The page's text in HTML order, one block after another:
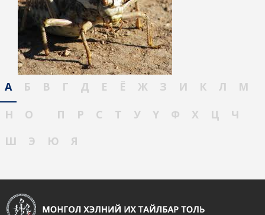
А Б В Г Д Е Ё Ж З И К Л
М
Н
О П Р С Т У Ү Ф Х Ц
Ч
Ш
Э Ю Я